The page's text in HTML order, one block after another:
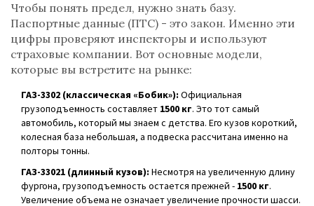
Чтобы понять предел, нужно знать базу.
Паспортные данные (ПТС) - это закон. Именно эти
цифры проверяют инспекторы и используют
страховые компании. Вот основные модели,
которые вы встретите на рынке:
ГАЗ-3302 (классическая «Бобик»): Официальная
грузоподъемность составляет 1500 кг. Это тот самый
автомобиль, который мы знаем с детства. Его кузов короткий,
колесная база небольшая, а подвеска рассчитана именно на
полторы тонны.
ГАЗ-33021 (длинный кузов): Несмотря на увеличенную длину
фургона, грузоподъемность остается прежней - 1500 кг.
Увеличение объема не означает увеличение прочности шасси.